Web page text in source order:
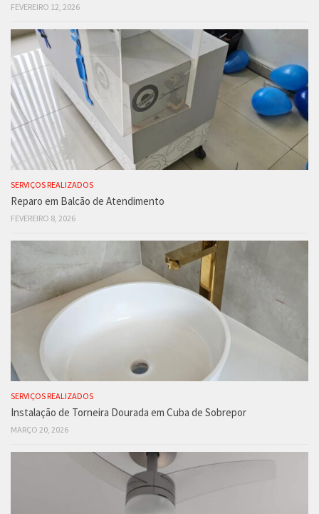
FEVEREIRO 12, 2026
SERVIÇOS REALIZADOS
Reparo em Balcão de Atendimento
FEVEREIRO 8, 2026
SERVIÇOS REALIZADOS
Instalação de Torneira Dourada em Cuba de Sobrepor
MARÇO 20, 2026